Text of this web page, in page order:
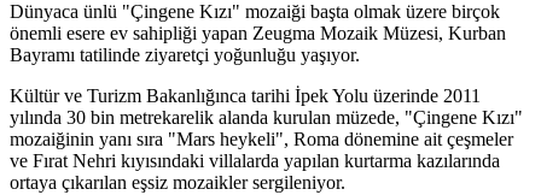
Dünyaca ünlü "Çingene Kızı" mozaiği başta olmak üzere birçok
önemli esere ev sahipliği yapan Zeugma Mozaik Müzesi, Kurban
Bayramı tatilinde ziyaretçi yoğunluğu yaşıyor.
Kültür ve Turizm Bakanlığınca tarihi İpek Yolu üzerinde 2011
yılında 30 bin metrekarelik alanda kurulan müzede, "Çingene Kızı"
mozaiğinin yanı sıra "Mars heykeli", Roma dönemine ait çeşmeler
ve Fırat Nehri kıyısındaki villalarda yapılan kurtarma kazılarında
ortaya çıkarılan eşsiz mozaikler sergileniyor.